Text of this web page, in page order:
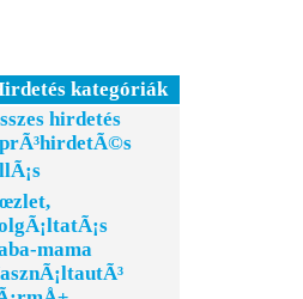
kategóriák
hirdetés
mama